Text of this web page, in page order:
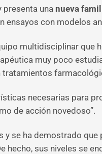
presenta una nueva
ensayos con modelos
multidisciplinar que
muy poco
tratamientos
necesarias para
de acción novedoso”.
se ha demostrado
hecho, sus niveles se